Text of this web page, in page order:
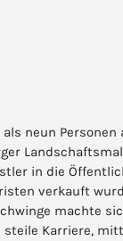
neun Personen
in die
verkauft
machte
steile Karriere,